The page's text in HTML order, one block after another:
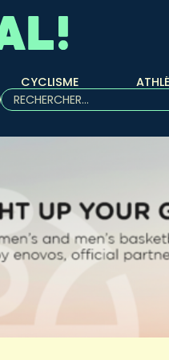
CYCLISME
Rechercher :